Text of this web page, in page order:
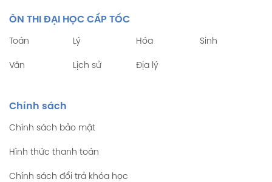
ÔN THI ĐẠI HỌC CẤP TỐC
Toán Lý Hóa Sinh
Văn Lịch sử Địa lý
Chính sách
Chính sách bảo mật
Hình thức thanh toán
Chính sách đổi trả khóa học